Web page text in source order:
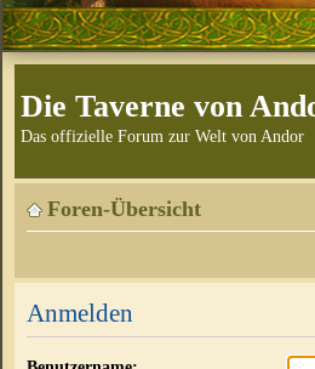
Die Taverne von
Das offizielle Forum zur Welt von Andor
Foren-Übersicht
Anmelden